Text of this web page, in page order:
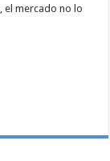
, el mercado no lo